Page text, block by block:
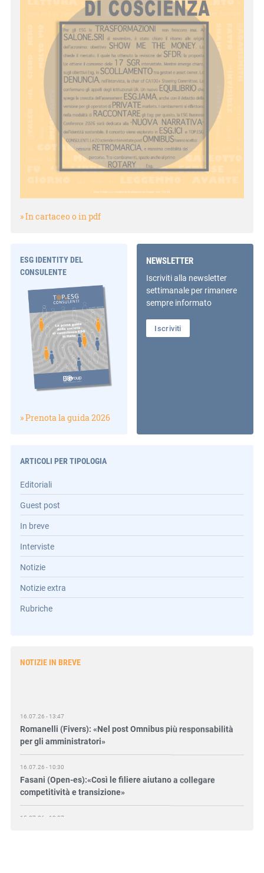
» In cartaceo o in pdf
ESG IDENTITY DEL
CONSULENTE
» Prenota la guida 2026
NEWSLETTER
Iscriviti alla newsletter
settimanale per rimanere
sempre informato
Iscriviti
ARTICOLI PER TIPOLOGIA
Editoriali
Guest post
In breve
Interviste
Notizie
Notizie extra
Rubriche
NOTIZIE IN BREVE
Romanelli (Fivers): «Nel post Omnibus più responsabilità
per gli amministratori»
Fasani (Open-es):«Così le filiere aiutano a collegare
competitività e transizione»